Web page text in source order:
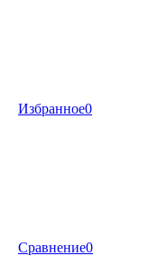
Избранное0
Сравнение0